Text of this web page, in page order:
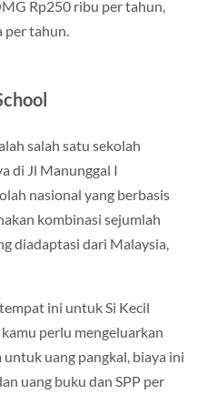
Rp250 ribu per tahun,
per tahun.
salah satu sekolah
di Jl Manunggal I
nasional yang berbasis
kombinasi sejumlah
diadaptasi dari Malaysia,
ini untuk Si Kecil
perlu mengeluarkan
uang pangkal, biaya ini
uang buku dan SPP per